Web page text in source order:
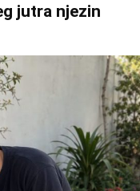
jutra njezin